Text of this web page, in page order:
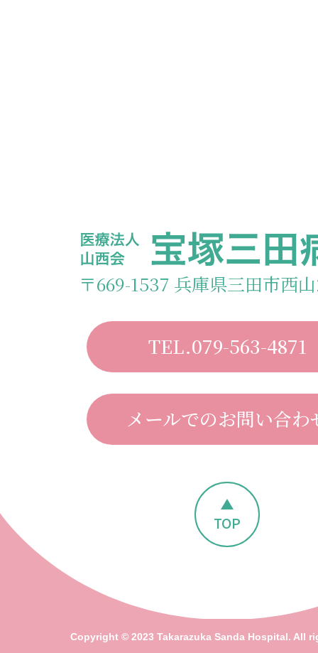
〒669-1537 兵庫県三田市西
TEL.079-563-4871
メールでのお問い合わ
TOP
Copyright © 2023 Takarazuka Sanda Hospital. All